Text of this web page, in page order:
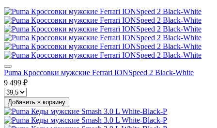
Puma Кроссовки мужские Ferrari IONSpeed 2 Black-White
9 499 ₽
Добавить в корзину